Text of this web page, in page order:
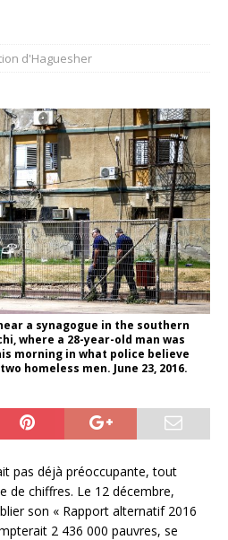
d'Haguesher
a synagogue in the southern
where a 28-year-old man was
morning in what police believe
homeless men. June 23, 2016.
pas déjà préoccupante, tout
de chiffres. Le 12 décembre,
son « Rapport alternatif 2016
2 436 000 pauvres, se